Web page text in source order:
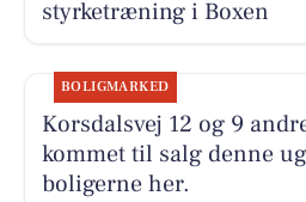
styrketræning i Boxen
BOLIGMARKED
Korsdalsvej 12 og 9
kommet til salg denne
boligerne her.